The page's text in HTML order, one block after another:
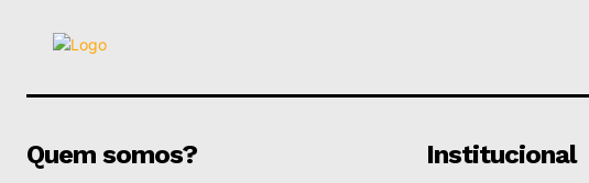
Quem somos? Institucional